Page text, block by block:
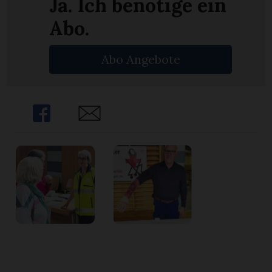
Ja. Ich benötige ein
Abo.
Abo Angebote
Share Share